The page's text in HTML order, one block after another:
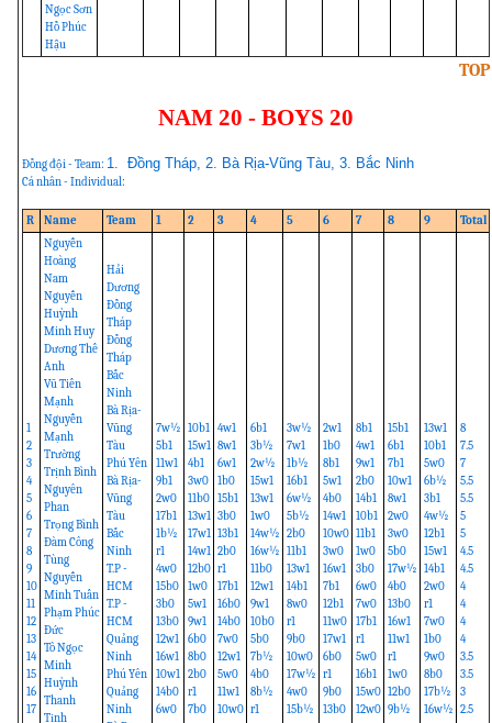
Ngọc Sơn
Hồ Phúc
Hậu
TOP
NAM 20 - BOYS 20
Đồng đội - Team: 1. Đồng Tháp, 2. Bà Rịa-Vũng Tàu, 3. Bắc Ninh
Cá nhân - Individual:
R Name Team 1 2 3 4 5 6 7 8 9 Total
1
2
3
4
5
6
7
8
9
10
11
12
13
14
15
16
17
Nguyễn
Hoàng
Nam
Nguyễn
Huỳnh
Minh Huy
Dương Thế
Anh
Vũ Tiến
Mạnh
Nguyễn
Mạnh
Trường
Trịnh Bình
Nguyên
Phan
Trọng Bình
Đàm Công
Tùng
Nguyễn
Minh Tuấn
Phạm Phúc
Đức
Tô Ngọc
Minh
Huỳnh
Thanh
Tịnh
Hải
Dương
Đồng
Tháp
Đồng
Tháp
Bắc
Ninh
Bà Rịa-
Vũng
Tàu
Phú Yên
Bà Rịa-
Vũng
Tàu
Bắc
Ninh
T.P -
HCM
T.P -
HCM
Quảng
Ninh
Phú Yên
Quảng
Ninh
7w½
5b1
11w1
9b1
2w0
17b1
1b½
r1
4w0
15b0
3b0
13b0
12w1
16w1
10w1
14b0
6w0
10b1
15w1
4b1
3w0
11b0
13w1
17w1
14w1
12b0
1w0
5w1
9w1
6b0
8b0
2b0
r1
7b0
4w1
8w1
6w1
1b0
15b1
3b0
13b1
2b0
r1
17b1
16b0
14b0
7w0
12w1
5w0
11w1
10w0
6b1
3b½
2w½
15w1
13w1
1w0
14w½
16w½
11b0
12w1
9w1
10b0
5b0
7b½
4b0
8b½
r1
3w½
7w1
1b½
16b1
6w½
5b½
2b0
11b1
13w1
14b1
8w0
r1
9b0
10w0
17w½
4w0
15b½
2w1
1b0
8b1
5w1
4b0
14w1
10w0
3w0
16w1
7b1
12b1
11w0
17w1
6b0
r1
9b0
13b0
8b1
4w1
9w1
2b0
14b1
10b1
11b1
1w0
3b0
6w0
7w0
17b1
r1
5w0
16b1
15w0
12w0
15b1
6b1
7b1
10w1
8w1
2w0
3w0
5b0
17w½
4b0
13b0
16w1
11w1
r1
1w0
12b0
9b½
13w1
10b1
5w0
6b½
3b1
4w½
12b1
15w1
14b1
2w0
r1
7w0
1b0
9w0
8b0
17b½
16w½
8
7.5
7
5.5
5.5
5
5
4.5
4.5
4
4
4
4
3.5
3.5
3
2.5